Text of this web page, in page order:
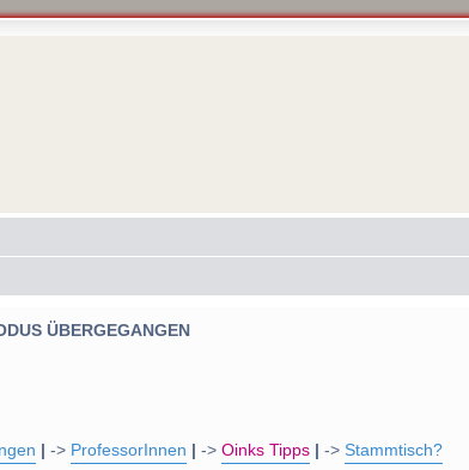
ÜBERGEGANGEN
-> ProfessorInnen -> Oinks Tipps -> Stammtisch?